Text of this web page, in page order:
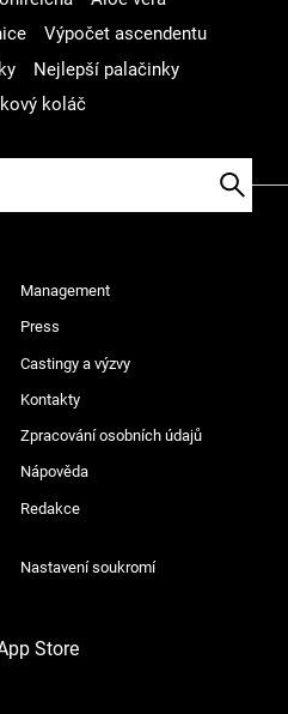
Výpočet ascendentu
Nejlepší palačinky
koláč
Management
Press
Castingy a výzvy
Kontakty
Zpracování osobních údajů
Nápověda
Redakce
Nastavení soukromí
Store